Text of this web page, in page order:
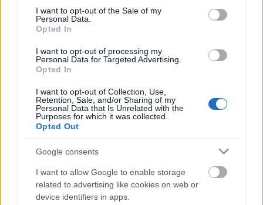
consent section.
I want to opt-out of the Sale of my
Personal Data.
Opted In
I want to opt-out of processing my
Personal Data for Targeted Advertising.
Opted In
I want to opt-out of Collection, Use,
Retention, Sale, and/or Sharing of my
Personal Data that Is Unrelated with the
Purposes for which it was collected.
Opted Out
Google consents
I want to allow Google to enable storage
related to advertising like cookies on web or
device identifiers in apps.